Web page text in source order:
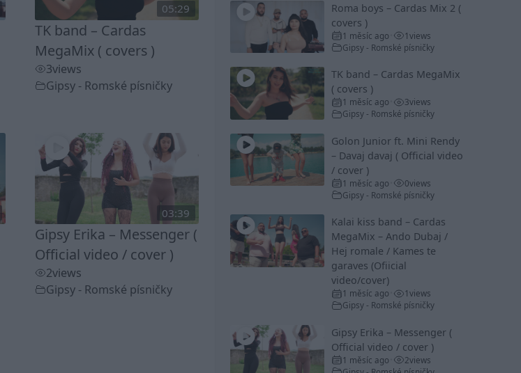
05:29
TK band – Cardas
MegaMix ( covers )
3views
Gipsy - Romské písničky
03:39
Gipsy Erika – Messenger (
Official video / cover )
2views
Gipsy - Romské písničky
Roma boys – Cardas Mix 2 (
covers )
1 měsíc ago 1views
Gipsy - Romské písničky
TK band – Cardas MegaMix
( covers )
1 měsíc ago 3views
Gipsy - Romské písničky
Golon Junior ft. Mini Rendy
– Davaj davaj ( Official video
/ cover )
1 měsíc ago 0views
Gipsy - Romské písničky
Kalai kiss band – Cardas
MegaMix – Ando Dubaj /
Hej romale / Kames te
garaves (Ofiicial
video/cover)
1 měsíc ago 1views
Gipsy - Romské písničky
Gipsy Erika – Messenger (
Official video / cover )
1 měsíc ago 2views